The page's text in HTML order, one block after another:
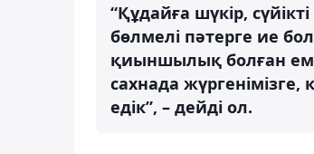
“Құдайға шүкір,
бөлмелі пәтерге ие
қиыншылық болған
сахнада
едік”, – дейді ол.